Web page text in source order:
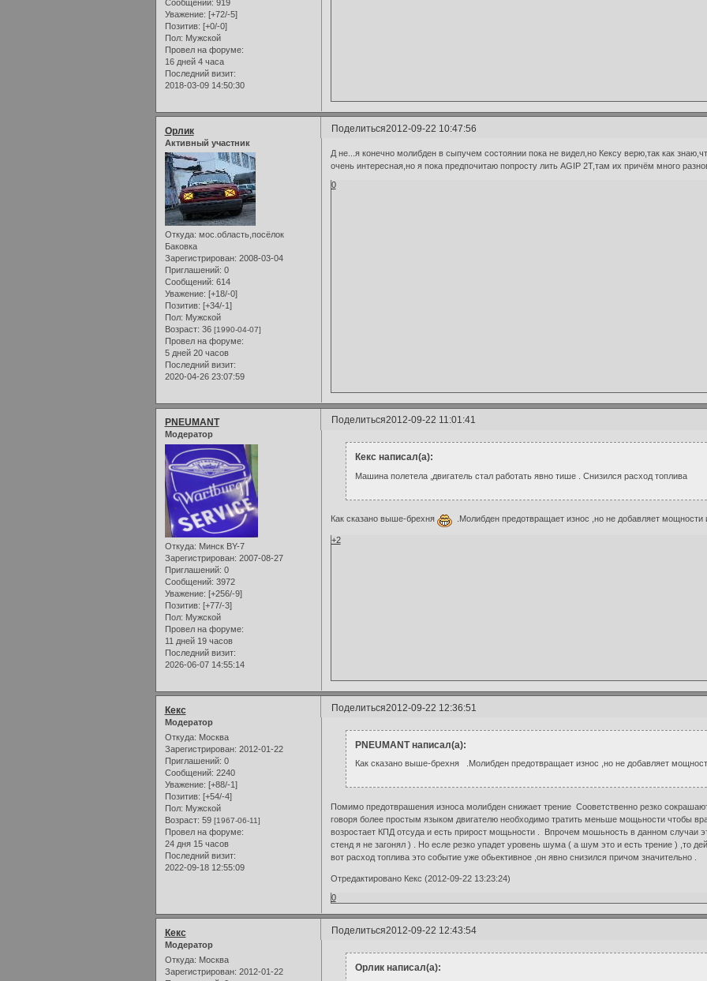
Сообщений: 919
Уважение: [+72/-5]
Позитив: [+0/-0]
Пол: Мужской
Провел на форуме:
16 дней 4 часа
Последний визит:
2018-03-09 14:50:30
Поделиться2012-09-22 10:47:56
Орлик
Активный участник
Откуда: мос.область,посёлок
Баковка
Зарегистрирован: 2008-03-04
Приглашений: 0
Сообщений: 614
Уважение: [+18/-0]
Позитив: [+34/-1]
Пол: Мужской
Возраст: 36 [1990-04-07]
Провел на форуме:
5 дней 20 часов
Последний визит:
2020-04-26 23:07:59
Д не...я конечно молибден в сыпучем состоянии пока не видел,но Кексу верю,так как
очень интересная,но я пока предпочитаю попросту лить AGIP 2T,там их причём много
0
Поделиться2012-09-22 11:01:41
PNEUMANT
Модератор
Откуда: Минск BY-7
Зарегистрирован: 2007-08-27
Приглашений: 0
Сообщений: 3972
Уважение: [+256/-9]
Позитив: [+77/-3]
Пол: Мужской
Провел на форуме:
11 дней 19 часов
Последний визит:
2026-06-07 14:55:14
Кекс написал(а):
Машина полетела ,двигатель стал работать явно тише . Снизился расход топлива
Как сказано выше-брехня .Молибден предотвращает износ ,но не добавляет мощности
+2
Поделиться2012-09-22 12:36:51
Кекс
Модератор
Откуда: Москва
Зарегистрирован: 2012-01-22
Приглашений: 0
Сообщений: 2240
Уважение: [+88/-1]
Позитив: [+54/-4]
Пол: Мужской
Возраст: 59 [1967-06-11]
Провел на форуме:
24 дня 15 часов
Последний визит:
2022-09-18 12:55:09
PNEUMANT написал(а):
Как сказано выше-брехня .Молибден предотвращает износ ,но не добавляет
Помимо предотврашения износа молибден снижает трение Сооветственно резко
говоря более простым языком двигателю необходимо тратить меньше мощьности чтобы
возростает КПД отсуда и есть прирост мощьности . Впрочем мошьность в данном случаи
стенд я не загонял ) . Но есле резко упадет уровень шума ( а шум это и есть трение ) ,то
вот расход топлива это событие уже обьективное ,он явно снизился причом значительно .
Отредактировано Кекс (2012-09-22 13:23:24)
0
Поделиться2012-09-22 12:43:54
Кекс
Модератор
Откуда: Москва
Зарегистрирован: 2012-01-22
Орлик написал(а):